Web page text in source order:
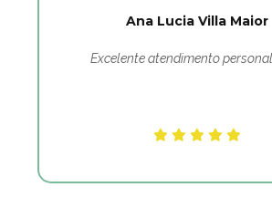
Ana Lucia Villa Maior
Excelente atendimento